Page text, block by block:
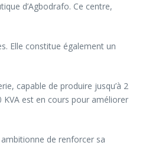
d’Agbodrafo. Ce centre,
Elle constitue également un
capable de produire jusqu’à 2
KVA est en cours pour améliorer
de renforcer sa